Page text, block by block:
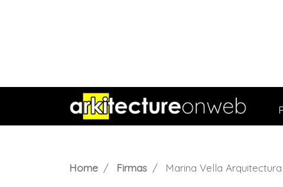
Home Firmas Marina Vella Arquitectura